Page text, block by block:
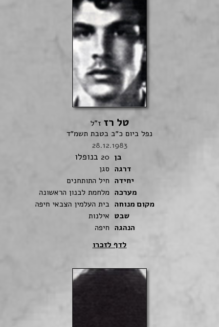
טל רז ז"ל
נפל ביום כ״ב בטבת תשמ״ד
28.12.1983
בן 20 בנופלו
דרגה סגן
יחידה חיל התותחנים
מערכה מלחמת לבנון הראשונה
מקום מנוחה בית העלמין הצבאי חיפה
שבט אילנות
הנהגה חיפה
לדף לזכרו